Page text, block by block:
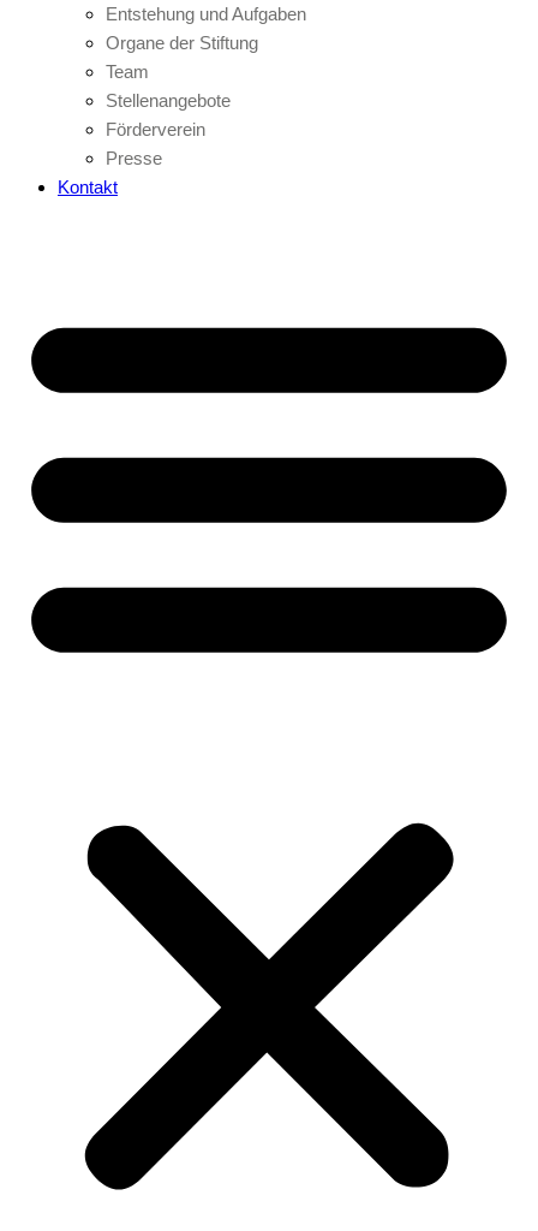
Entstehung und Aufgaben
Organe der Stiftung
Team
Stellenangebote
Förderverein
Presse
Kontakt